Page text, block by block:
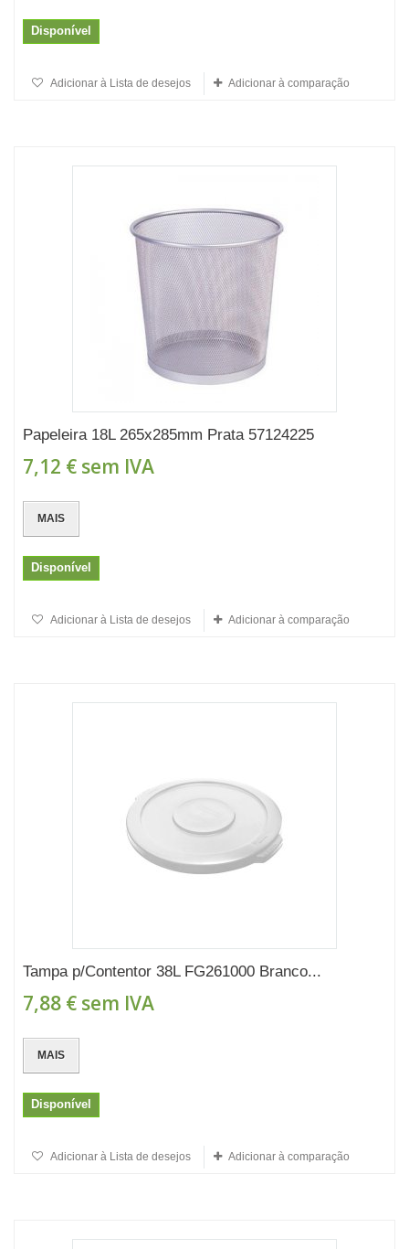
Disponível
Adicionar à Lista de desejos Adicionar à comparação
Papeleira 18L 265x285mm Prata 57124225
7,12 € sem IVA
MAIS
Disponível
Adicionar à Lista de desejos Adicionar à comparação
Tampa p/Contentor 38L FG261000 Branco...
7,88 € sem IVA
MAIS
Disponível
Adicionar à Lista de desejos Adicionar à comparação